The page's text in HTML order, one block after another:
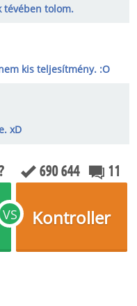
tévében tolom.
kis teljesítmény. :O
xD
690 644 11
VS Kontroller